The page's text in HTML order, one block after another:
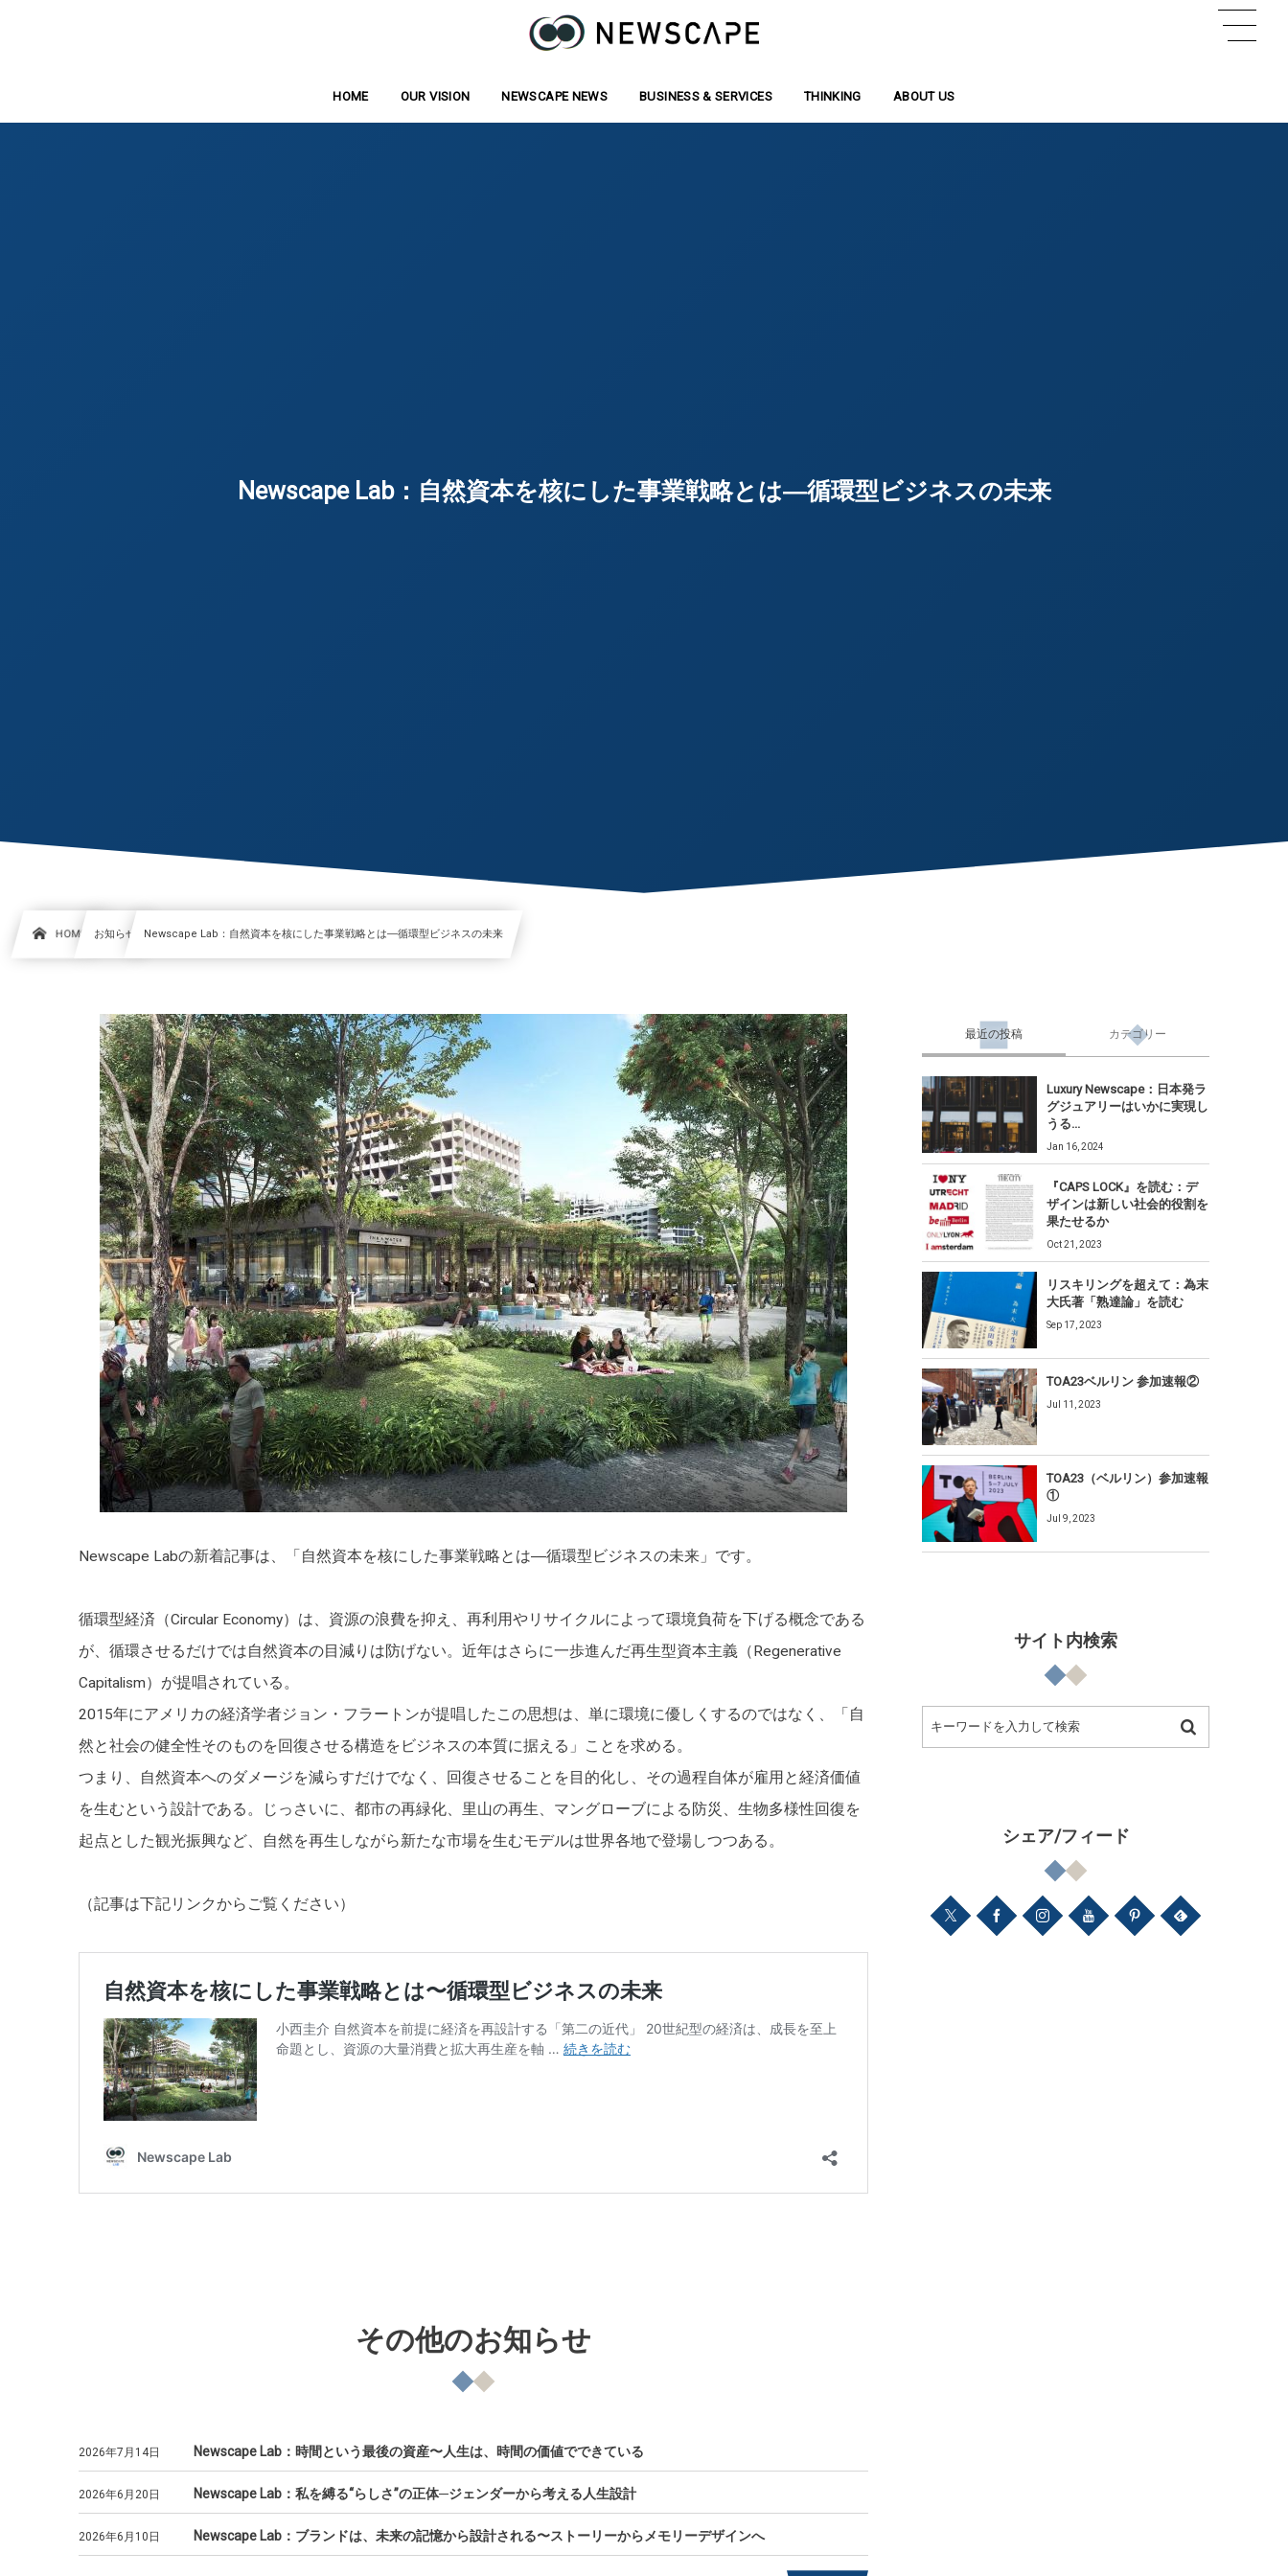
HOME
ホーム OUR VISION
ビジョン NEWSCAPE NEWS
お知らせ BUSINESS & SERVICES
事業サービス THINKING
寄稿/記事 ABOUT US
会社概要
Newscape Lab：自然資本を核にした事業戦略とは―循環型ビジネスの未来
HOME お知らせ Newscape Lab：自然資本を核にした事業戦略とは―循環型ビジネスの未来
Newscape Labの新着記事は、「自然資本を核にした事業戦略とは―循環型ビジネスの未来」です。
循環型経済（Circular Economy）は、資源の浪費を抑え、再利用やリサイクルによって環境負荷を下げる概念である
が、循環させるだけでは自然資本の目減りは防げない。近年はさらに一歩進んだ再生型資本主義（Regenerative
Capitalism）が提唱されている。
2015年にアメリカの経済学者ジョン・フラートンが提唱したこの思想は、単に環境に優しくするのではなく、「自
然と社会の健全性そのものを回復させる構造をビジネスの本質に据える」ことを求める。
つまり、自然資本へのダメージを減らすだけでなく、回復させることを目的化し、その過程自体が雇用と経済価値
を生むという設計である。じっさいに、都市の再緑化、里山の再生、マングローブによる防災、生物多様性回復を
起点とした観光振興など、自然を再生しながら新たな市場を生むモデルは世界各地で登場しつつある。
（記事は下記リンクからご覧ください）
その他のお知らせ
2026年7月14日 Newscape Lab：時間という最後の資産〜人生は、時間の価値でできている
2026年6月20日 Newscape Lab：私を縛る“らしさ”の正体─ジェンダーから考える人生設計
2026年6月10日 Newscape Lab：ブランドは、未来の記憶から設計される〜ストーリーからメモリーデザインへ
最近の投稿 カテゴリー
Luxury Newscape：日本発ラ
グジュアリーはいかに実現し
うる...
Jan 16, 2024
『CAPS LOCK』を読む：デ
ザインは新しい社会的役割を
果たせるか
Oct 21, 2023
リスキリングを超えて：為末
大氏著「熟達論」を読む
Sep 17, 2023
TOA23ベルリン 参加速報②
Jul 11, 2023
TOA23（ベルリン）参加速報
①
Jul 9, 2023
サイト内検索
シェア/フィード